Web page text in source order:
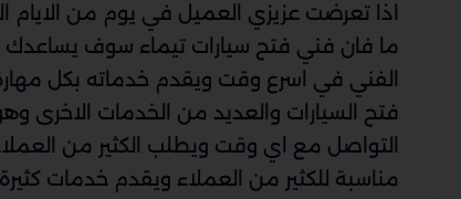
اذا تعرضت عزيزي العميل في يوم من الايام
ما فان فني فتح سيارات تيماء سوف
الفني في اسرع وقت ويقدم خدماته بكل
التواصل مع اي وقت ويطلب الكثير من العملاء
مناسبة للكثير من العملاء ويقدم خدمات